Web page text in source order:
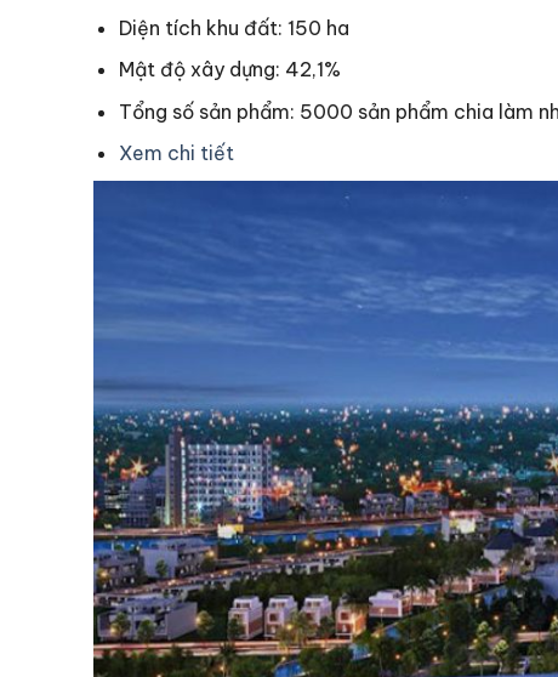
Diện tích khu đất: 150 ha
Mật độ xây dựng: 42,1%
Tổng số sản phẩm: 5000 sản phẩm chia làm
Xem chi tiết